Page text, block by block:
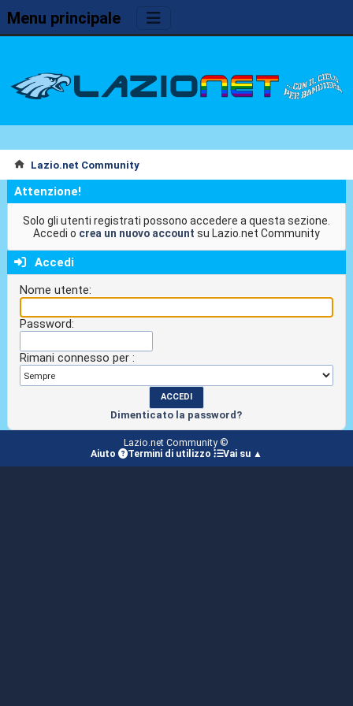
Menu principale
Lazio.net Community
Attenzione!
Solo gli utenti registrati possono accedere a questa sezione.
Accedi o crea un nuovo account su Lazio.net Community
Accedi
Nome utente:
Password:
Rimani connesso per :
Dimenticato la password?
Lazio.net Community ©
Aiuto
Termini di utilizzo Vai su ▲